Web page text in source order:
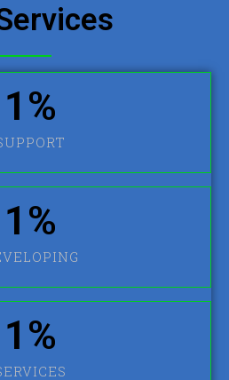
1 %
1 %
1 %